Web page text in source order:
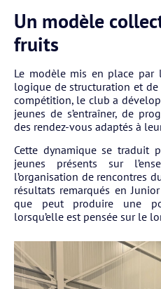
Un modèle
fruits
Le modèle mis en place par
logique de structuration et
compétition, le club a
jeunes de s’entraîner, de
des rendez-vous adaptés à
Cette dynamique se traduit
jeunes présents sur
l’organisation de rencontres
résultats remarqués en
que peut produire une
lorsqu’elle est pensée sur le